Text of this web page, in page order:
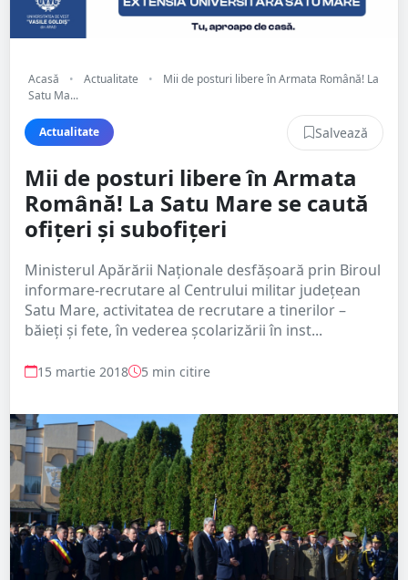
Acasă • Actualitate •
Mii de posturi libere în Armata Română! La
Satu Ma...
Actualitate Salvează
Mii de posturi libere în Armata
Română! La Satu Mare se caută
ofițeri și subofițeri
Ministerul Apărării Naţionale desfăşoară prin Biroul
informare-recrutare al Centrului militar judeţean
Satu Mare, activitatea de recrutare a tinerilor –
băieţi şi fete, în vederea şcolarizării în inst...
15 martie 2018 5 min citire